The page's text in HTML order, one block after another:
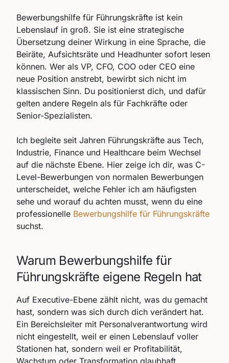
Bewerbungshilfe für Führungskräfte ist kein
Lebenslauf in groß. Sie ist eine strategische
Übersetzung deiner Wirkung in eine Sprache, die
Beiräte, Aufsichtsräte und Headhunter sofort lesen
können. Wer als VP, CFO, COO oder CEO eine
neue Position anstrebt, bewirbt sich nicht im
klassischen Sinn. Du positionierst dich, und dafür
gelten andere Regeln als für Fachkräfte oder
Senior-Spezialisten.
Ich begleite seit Jahren Führungskräfte aus Tech,
Industrie, Finance und Healthcare beim Wechsel
auf die nächste Ebene. Hier zeige ich dir, was C-
Level-Bewerbungen von normalen Bewerbungen
unterscheidet, welche Fehler ich am häufigsten
sehe und worauf du achten musst, wenn du eine
professionelle Bewerbungshilfe für Führungskräfte
suchst.
Warum Bewerbungshilfe für
Führungskräfte eigene Regeln hat
Auf Executive-Ebene zählt nicht, was du gemacht
hast, sondern was sich durch dich verändert hat.
Ein Bereichsleiter mit Personalverantwortung wird
nicht eingestellt, weil er einen Lebenslauf voller
Stationen hat, sondern weil er Profitabilität,
Wachstum oder Transformation glaubhaft